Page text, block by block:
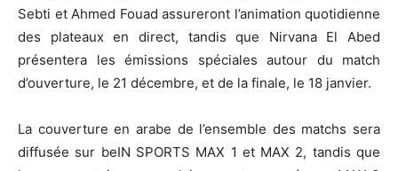
Sebti et Ahmed Fouad assureront l’animation quotidienne
des plateaux en direct, tandis que Nirvana El Abed
présentera les émissions spéciales autour du match
d’ouverture, le 21 décembre, et de la finale, le 18 janvier.
La couverture en arabe de l’ensemble des matchs sera
diffusée sur beIN SPORTS MAX 1 et MAX 2, tandis que